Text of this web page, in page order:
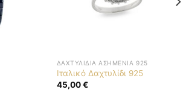
ΔΑΧΤΥΛΊΔΙΑ ΑΣΗΜΈΝΙΑ 925
Ιταλικό Δαχτυλίδι 925
45,00€